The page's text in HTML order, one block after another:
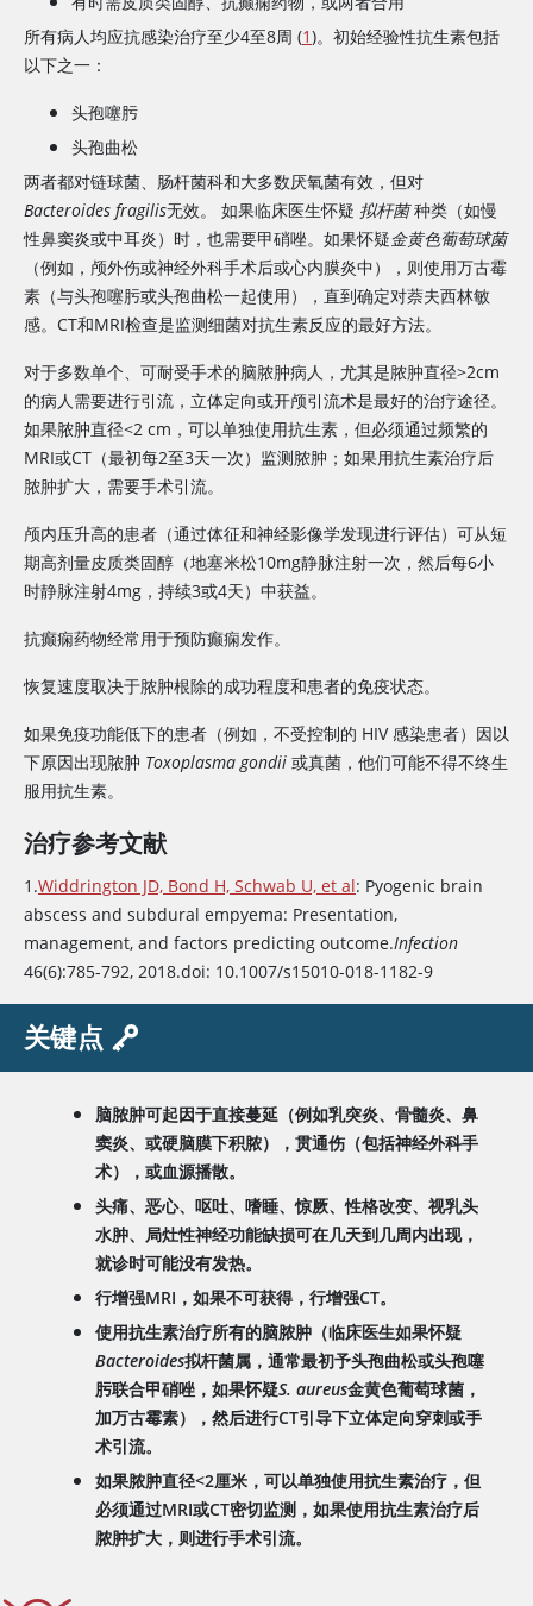
所有病人均应抗感染治疗至少4至8周 (1)。初始经验性抗生素包括
以下之一：
头孢噻肟
头孢曲松
两者都对链球菌、肠杆菌科和大多数厌氧菌有效，但对
Bacteroides fragilis无效。 如果临床医生怀疑 拟杆菌种类（如慢
性鼻窦炎或中耳炎）时，也需要甲硝唑。如果怀疑金黄色葡萄球菌
（例如，颅外伤或神经外科手术后或心内膜炎中），则使用万古霉
素（与头孢噻肟或头孢曲松一起使用），直到确定对萘夫西林敏
感。CT和MRI检查是监测细菌对抗生素反应的最好方法。
对于多数单个、可耐受手术的脑脓肿病人，尤其是脓肿直径>2cm
的病人需要进行引流，立体定向或开颅引流术是最好的治疗途径。
如果脓肿直径<2 cm，可以单独使用抗生素，但必须通过频繁的
MRI或CT（最初每2至3天一次）监测脓肿；如果用抗生素治疗后
脓肿扩大，需要手术引流。
颅内压升高的患者（通过体征和神经影像学发现进行评估）可从短
期高剂量皮质类固醇（地塞米松10mg静脉注射一次，然后每6小
时静脉注射4mg，持续3或4天）中获益。
抗癫痫药物经常用于预防癫痫发作。
恢复速度取决于脓肿根除的成功程度和患者的免疫状态。
如果免疫功能低下的患者（例如，不受控制的 HIV 感染患者）因以
下原因出现脓肿 Toxoplasma gondii 或真菌，他们可能不得不终生
服用抗生素。
治疗参考文献
1.Widdrington JD, Bond H, Schwab U, et al: Pyogenic brain
abscess and subdural empyema: Presentation,
management, and factors predicting outcome.Infection
46(6):785-792, 2018.doi: 10.1007/s15010-018-1182-9
关键点
脑脓肿可起因于直接蔓延（例如乳突炎、骨髓炎、鼻
窦炎、或硬脑膜下积脓），贯通伤（包括神经外科手
术），或血源播散。
头痛、恶心、呕吐、嗜睡、惊厥、性格改变、视乳头
水肿、局灶性神经功能缺损可在几天到几周内出现，
就诊时可能没有发热。
行增强MRI，如果不可获得，行增强CT。
使用抗生素治疗所有的脑脓肿（临床医生如果怀疑
Bacteroides拟杆菌属，通常最初予头孢曲松或头孢噻
肟联合甲硝唑，如果怀疑S. aureus金黄色葡萄球菌，
加万古霉素），然后进行CT引导下立体定向穿刺或手
术引流。
如果脓肿直径<2厘米，可以单独使用抗生素治疗，但
必须通过MRI或CT密切监测，如果使用抗生素治疗后
脓肿扩大，则进行手术引流。